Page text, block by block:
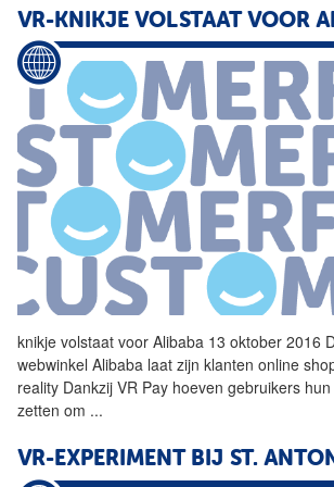
VR-KNIKJE VOLSTAAT VOOR
knikje volstaat voor Alibaba 13 oktober 2016
webwinkel Alibaba laat zijn klanten online
reality Dankzij VR Pay hoeven gebruikers
zetten om ...
VR-EXPERIMENT BIJ ST.